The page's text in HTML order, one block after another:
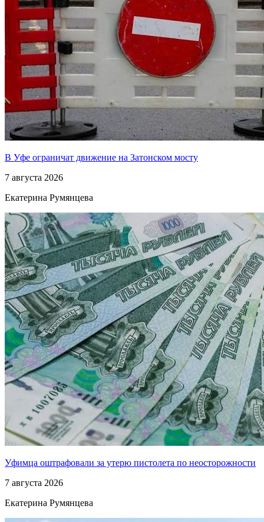
В Уфе ограничат движение на Затонском мосту
7 августа 2026
Екатерина Румянцева
Уфимца оштрафовали за утерю пистолета по неосторожности
7 августа 2026
Екатерина Румянцева